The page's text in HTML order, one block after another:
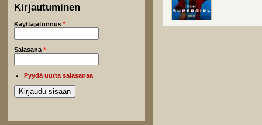
Kirjautuminen
Käyttäjätunnus *
Salasana *
Pyydä uutta salasanaa